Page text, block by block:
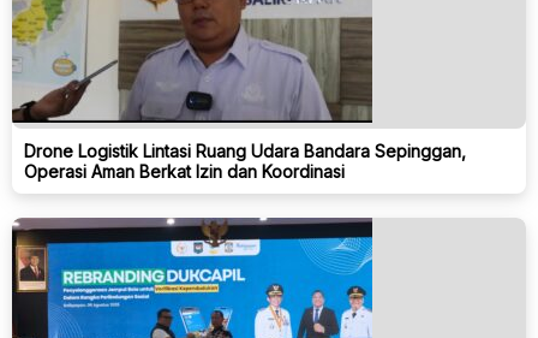
Drone Logistik Lintasi Ruang Udara Bandara Sepinggan,
Operasi Aman Berkat Izin dan Koordinasi